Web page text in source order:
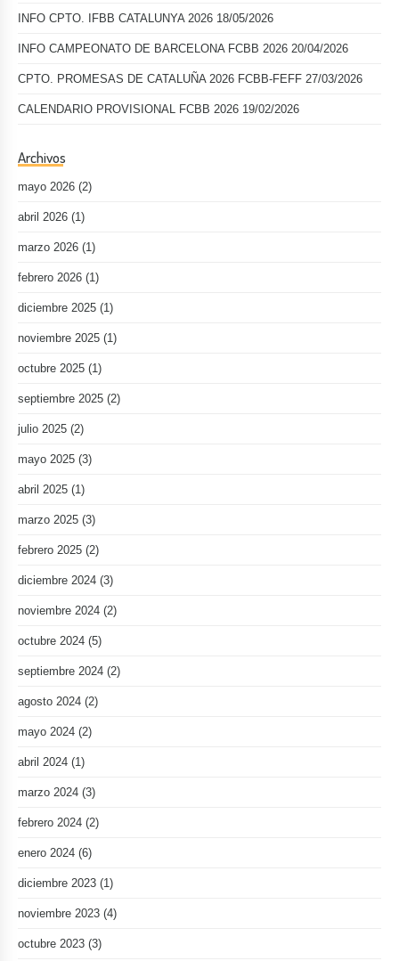
INFO CPTO. IFBB CATALUNYA 2026 18/05/2026
INFO CAMPEONATO DE BARCELONA FCBB 2026 20/04/2026
CPTO. PROMESAS DE CATALUÑA 2026 FCBB-FEFF 27/03/2026
CALENDARIO PROVISIONAL FCBB 2026 19/02/2026
Archivos
mayo 2026 (2)
abril 2026 (1)
marzo 2026 (1)
febrero 2026 (1)
diciembre 2025 (1)
noviembre 2025 (1)
octubre 2025 (1)
septiembre 2025 (2)
julio 2025 (2)
mayo 2025 (3)
abril 2025 (1)
marzo 2025 (3)
febrero 2025 (2)
diciembre 2024 (3)
noviembre 2024 (2)
octubre 2024 (5)
septiembre 2024 (2)
agosto 2024 (2)
mayo 2024 (2)
abril 2024 (1)
marzo 2024 (3)
febrero 2024 (2)
enero 2024 (6)
diciembre 2023 (1)
noviembre 2023 (4)
octubre 2023 (3)